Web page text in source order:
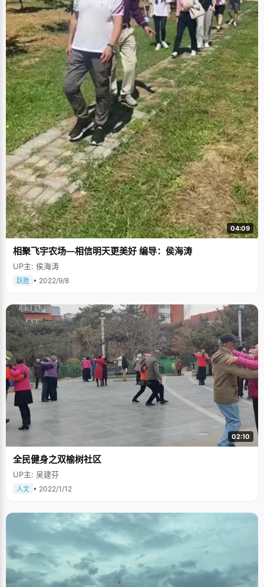
04:09
相聚飞宇农场—相信明天更美好 编导：侯海涛
UP主: 侯海涛
跃胜 • 2022/9/8
02:10
全民健身之双榆树社区
UP主: 吴建芬
人文 • 2022/1/12